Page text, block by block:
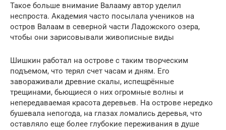
Такое больше внимание Валааму автор уделил
неспроста. Академия часто посылала учеников на
остров Валаам в северной части Ладожского озера,
чтобы они зарисовывали живописные виды
Шишкин работал на острове с таким творческим
подъемом, что терял счет часам и дням. Его
завораживали древние скалы, испещрённые
трещинами, бьющиеся о них огромные волны и
непередаваемая красота деревьев. На острове нередко
бушевала непогода, на глазах ломались деревья, что
оставляло еще более глубокие переживания в душе